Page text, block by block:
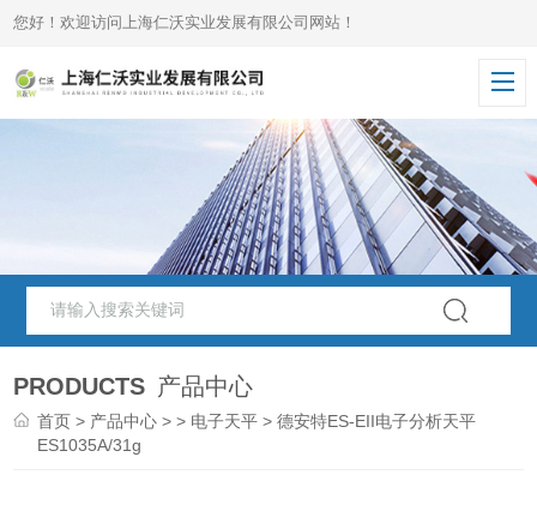
您好！欢迎访问上海仁沃实业发展有限公司网站！
PRODUCTS 产品中心
首页 > 产品中心 > > 电子天平 > 德安特ES-EII电子分析天平
ES1035A/31g